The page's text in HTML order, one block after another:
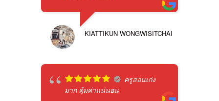
KIATTIKUN WONGWISITCHAI
ครูสอนเก่ง
มาก คุ้มค่าแน่นอน